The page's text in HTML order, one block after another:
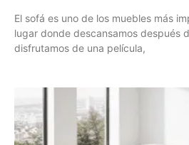
El sofá es uno de los muebles más
lugar donde descansamos después
disfrutamos de una película,